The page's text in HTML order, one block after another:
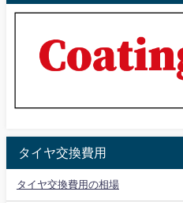
タイヤ交換費用
タイヤ交換費用の相場